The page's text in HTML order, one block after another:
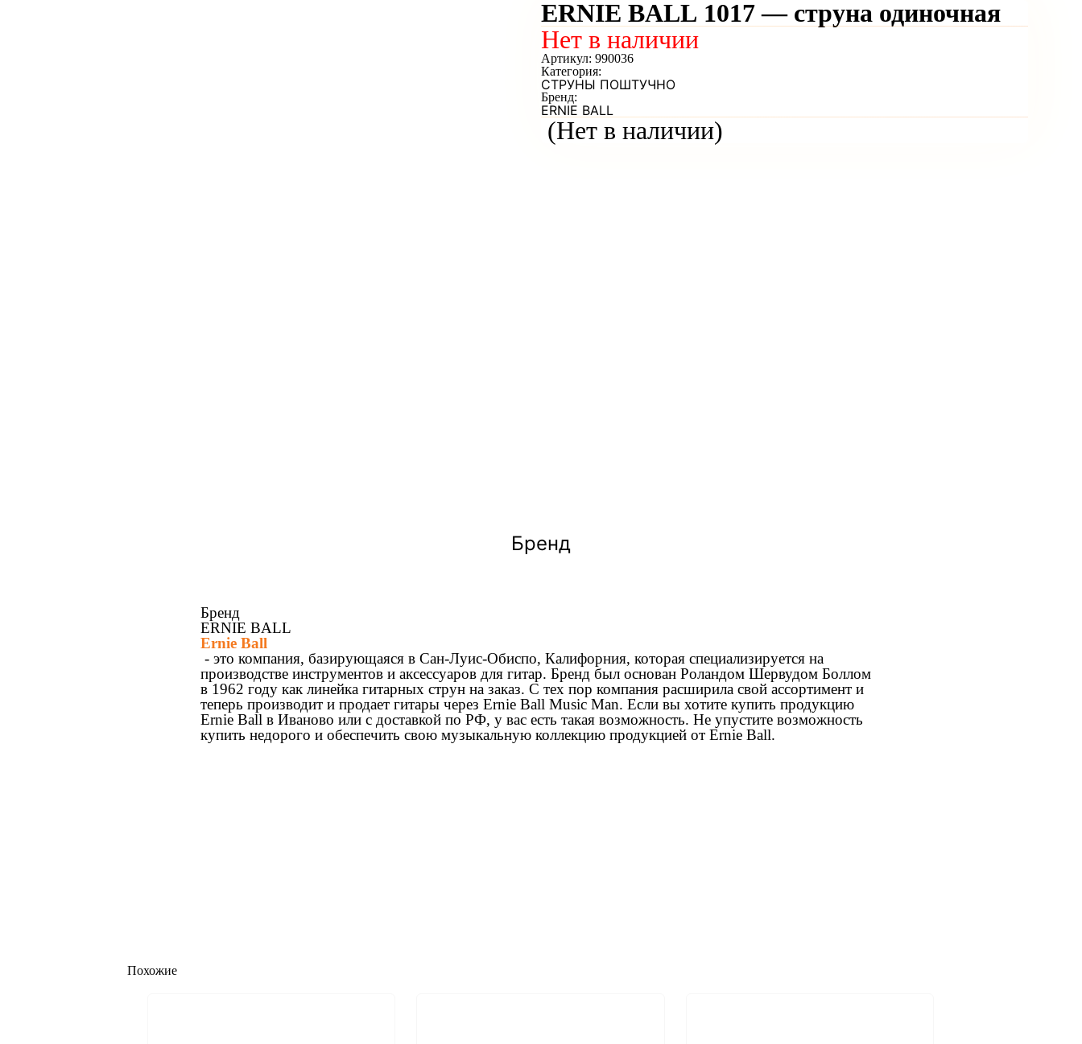
ERNIE BALL 1017 — струна одиночная
(Нет в наличии)
Нет в наличии
Артикул: 990036
Категория:
СТРУНЫ ПОШТУЧНО
Бренд:
ERNIE BALL
Бренд
Бренд
ERNIE BALL
Ernie Ball
- это компания, базирующаяся в Сан-Луис-Обиспо, Калифорния, которая специализируется на
производстве инструментов и аксессуаров для гитар. Бренд был основан Роландом Шервудом Боллом
в 1962 году как линейка гитарных струн на заказ. С тех пор компания расширила свой ассортимент и
теперь производит и продает гитары через Ernie Ball Music Man. Если вы хотите купить продукцию
Ernie Ball в Иваново или с доставкой по РФ, у вас есть такая возможность. Не упустите возможность
купить недорого и обеспечить свою музыкальную коллекцию продукцией от Ernie Ball.
Похожие